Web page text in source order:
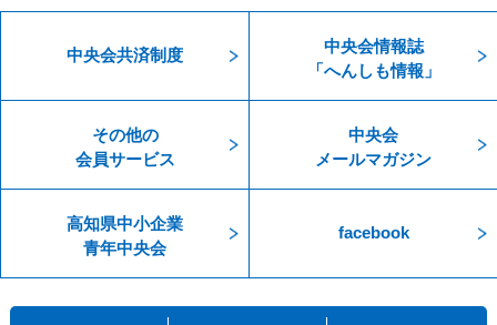
中央会共済制度
中央会情報誌
「へんしも情報」
その他の
会員サービス
中央会
メールマガジン
高知県中小企業
青年中央会
facebook